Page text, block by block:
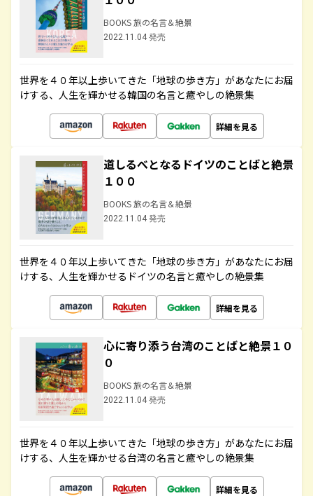
BOOKS 旅の名言＆絶景
2022.11.04 発売
世界を４０年以上歩いてきた「地球の歩き方」があなたにお届
けする、人生を輝かせる韓国の名言と癒やしの絶景集
詳細を見る
道しるべとなるドイツのことばと絶景
１００
BOOKS 旅の名言＆絶景
2022.11.04 発売
世界を４０年以上歩いてきた「地球の歩き方」があなたにお届
けする、人生を輝かせるドイツの名言と癒やしの絶景集
詳細を見る
心に寄り添う台湾のことばと絶景１０
０
BOOKS 旅の名言＆絶景
2022.11.04 発売
世界を４０年以上歩いてきた「地球の歩き方」があなたにお届
けする、人生を輝かせる台湾の名言と癒やしの絶景集
詳細を見る